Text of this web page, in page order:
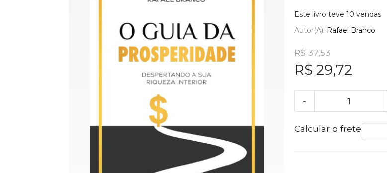
Este livro teve 10 vendas
Autor(a): Rafael Branco
R$ 37,53
R$ 29,72
-
Calcular o frete